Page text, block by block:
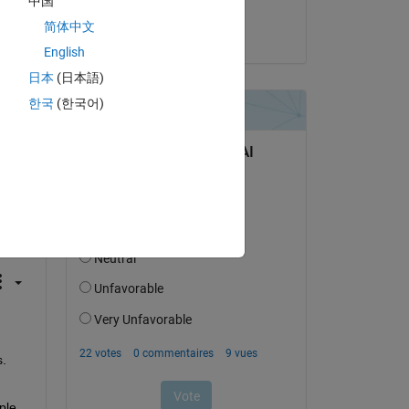
le 20 Sep 2024
简体中文
English
日本 (日本語)
한국 (한국어)